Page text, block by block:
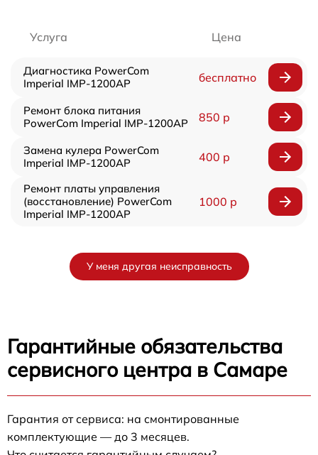
Услуга Цена
Диагностика PowerCom
Imperial IMP-1200AP
бесплатно
Ремонт блока питания
PowerCom Imperial IMP-1200AP
850 р
Замена кулера PowerCom
Imperial IMP-1200AP
400 р
Ремонт платы управления
(восстановление) PowerCom
Imperial IMP-1200AP
1000 р
У меня другая неисправность
Гарантийные обязательства
сервисного центра в Самаре
Гарантия от сервиса: на смонтированные
комплектующие — до 3 месяцев.